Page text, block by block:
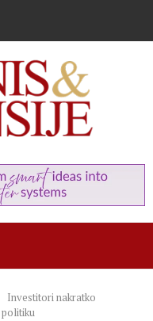
Investitori nakratko